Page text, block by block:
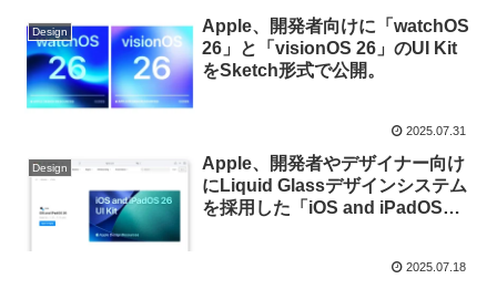
Design
Apple、開発者向けに「watchOS
26」と「visionOS 26」のUI Kit
をSketch形式で公開。
2025.07.31
Design
Apple、開発者やデザイナー向け
にLiquid Glassデザインシステム
を採用した「iOS and iPadOS
2025.07.18